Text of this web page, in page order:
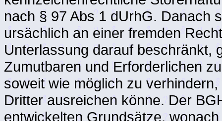
nach § 97 Abs 1 dUrhG. Danach
ursächlich an einer fremden
Unterlassung darauf beschränkt,
Zumutbaren und Erforderlichen
soweit wie möglich zu
Dritter ausreichen könne. Der
entwickelten Grundsätze,